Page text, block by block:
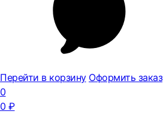
Перейти в корзину Оформить заказ
0
0 ₽